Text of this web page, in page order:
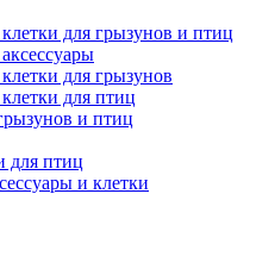
для грызунов и птиц
для грызунов
для птиц
и птиц
для птиц
и клетки